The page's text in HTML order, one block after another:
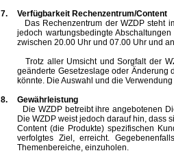
7.
Verfügbarkeit Rechenzentrum/Content
Das Rechenzentrum der WZDP steht im
jedoch wartungsbedingte
zwischen 20.00 Uhr und 07.00 Uhr und
Trotz aller Umsicht und Sorgfalt der
geänderte Gesetzeslage oder Änderung
könnte. Die Auswahl und die
8.
Gewährleistung
Die WZDP betreibt ihre angebotenen
Die WZDP weist jedoch darauf hin, dass
Content (die Produkte) spezifischen
verfolgtes Ziel, erreicht.
Themenbereiche, einzuholen.